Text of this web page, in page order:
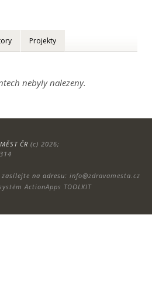
Projekty
nebyly nalezeny.
na adresu: info@zdravamesta.cz
ActionApps TOOLKIT
ČR (c) 2026;